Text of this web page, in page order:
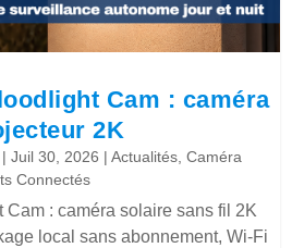
Cam : caméra
2K
|Juil 30, 2026 |Actualités ,Caméra
Connectés
: caméra solaire sans fil 2K
local sans abonnement, Wi-Fi